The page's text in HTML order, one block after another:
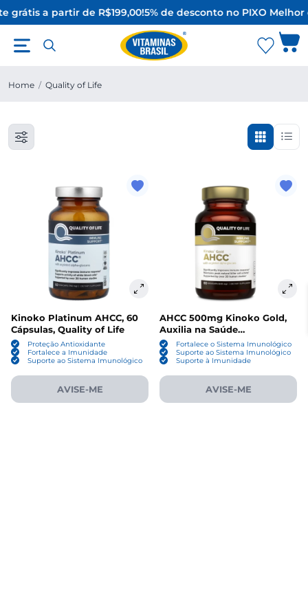
grátis a partir de R$199,00!5% de desconto no PIXO Melhor
Home / Quality of Life
Kinoko Platinum AHCC, 60
Cápsulas, Quality of Life
Proteção Antioxidante
Fortalece a Imunidade
Suporte ao Sistema Imunológico
AVISE-ME
AHCC 500mg Kinoko Gold,
Auxilia na Saúde
Imunológica e Função
Hepática, 60 Cápsulas,
Quality of Life
Fortalece o Sistema Imunológico
Suporte ao Sistema Imunológico
Suporte à Imunidade
AVISE-ME